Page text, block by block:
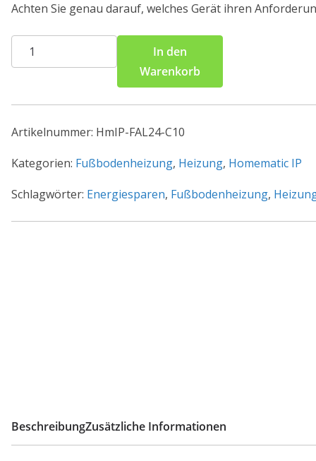
Achten Sie genau darauf, welches Gerät ihren
Homematic
IP
Home
FAL24-
–
10fach
In den
Warenkorb
Artikelnummer: HmIP-FAL24-C10
Kategorien: Fußbodenheizung, Heizung, Homematic IP
Schlagwörter: Energiesparen, Fußbodenheizung,
BeschreibungZusätzliche Informationen